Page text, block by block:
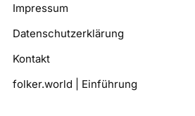
Impressum
Datenschutzerklärung
Kontakt
folker.world | Einführung